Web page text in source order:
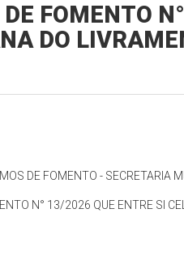
FOMENTO
DO
DE FOMENTO - SECRETARIA
N° 13/2026 QUE ENTRE SI